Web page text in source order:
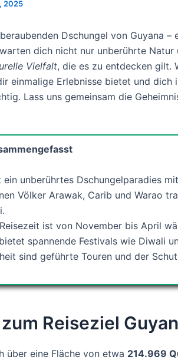
2025
Dschungel von Guyana –
dich nicht nur unberührte
Vielfalt, die es zu entdecken gilt.
einmalige Erlebnisse bietet und dich
Lass uns gemeinsam die
ein unberührtes Dschungelparadies
Völker Arawak, Carib und Warao
ist von November bis April
spannende Festivals wie Diwali
sind geführte Touren und der
Reiseziel
über eine Fläche von etwa 214.969